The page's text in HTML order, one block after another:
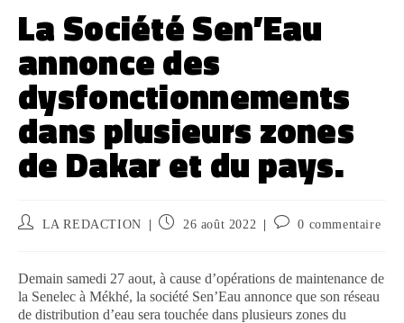
La Société Sen’Eau
annonce des
dysfonctionnements
dans plusieurs zones
de Dakar et du pays.
LA REDACTION 26 août 2022 0 commentaire
Demain samedi 27 aout, à cause d’opérations de maintenance de
la Senelec à Mékhé, la société Sen’Eau annonce que son réseau
de distribution d’eau sera touchée dans plusieurs zones du